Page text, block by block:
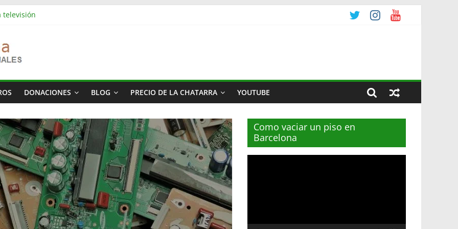
televisión
vaciado de pisos, locales, naves y propiedades completas
cara del mundo
DONACIONES BLOG PRECIO DE LA CHATARRA YOUTUBE
Como vaciar un piso en
Barcelona